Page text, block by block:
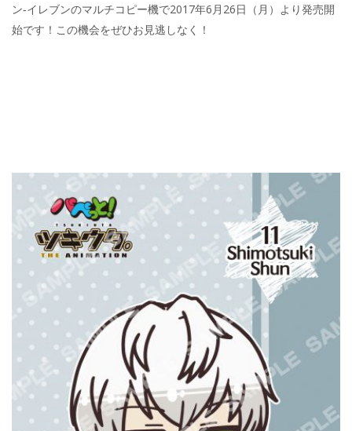
ン‐イレブンのマルチコピー機で2017年6月26日（月）より発売開
始です！この機会をぜひお見逃しなく！